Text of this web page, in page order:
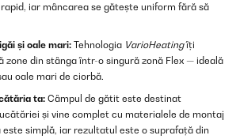
iar mâncarea se gătește uniform fără să
și oale mari: Tehnologia VarioHeatingîți
zone din stânga într-o singură zonă Flex — ideală
oale mari de ciorbă.
ta: Câmpul de gătit este destinat
și vine complet cu materialele de montaj
simplă, iar rezultatul este o suprafață din